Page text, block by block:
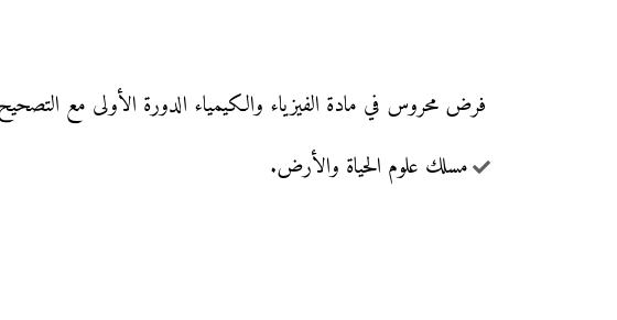
فرض محروس في مادة الفيزياء والكيمياء الدورة الأولى مع التصحيح (النموذج 6)، لتلاميذ السنة الثانية من
مسلك علوم الحياة والأرض.